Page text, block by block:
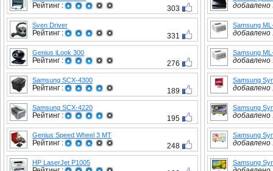
Рейтинг : 303
Sven Driver
Рейтинг : 331
Genius iLook 300
Рейтинг : 276
Samsung SCX-4300
Рейтинг : 189
Samsung SCX-4220
Рейтинг : 195
Genius Speed Wheel 3 MT
Рейтинг : 248
HP LaserJet P1005
добавлено
Samsung
добавлено
Samsung
добавлено
Samsung
добавлено
Samsung
добавлено
Samsung
добавлено
Samsung